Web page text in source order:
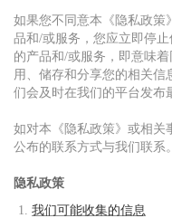
如果您不同意本《隐私政策
品和/或服务，您应立即停
的产品和/或服务，即意味
用、储存和分享您的相关信
们会及时在我们的平台发布
如对本《隐私政策》或相关
公布的联系方式与我们联系。
隐私政策
我们可能收集的信息